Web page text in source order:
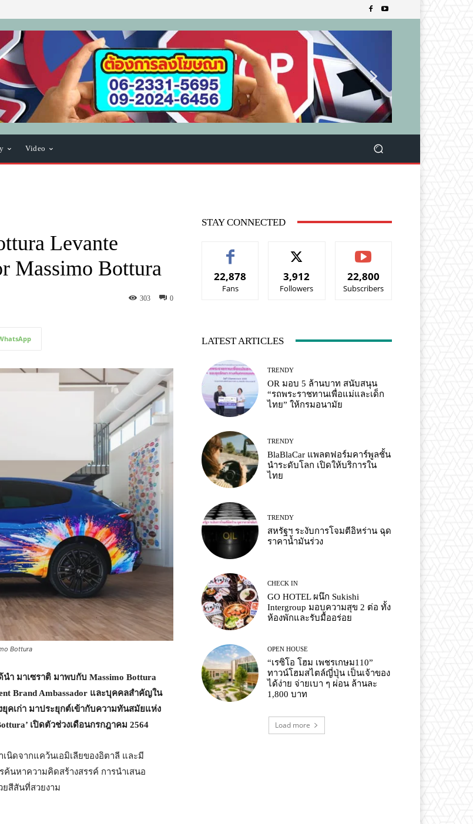
Video
Levante
Massimo Bottura
0
303
Bottura
ำ มาเซราติ มาพบกับ Massimo Bottura
Brand Ambassador และบุคคลสำคัญใน
คเก่า มาประยุกต์เข้ากับความทันสมัยแห่ง
เปิดตัวช่วงเดือนกรกฎาคม 2564
นิดจากแคว้นเอมิเลียของอิตาลี และมี
นหาความคิดสร้างสรรค์ การนำเสนอ
ต้มด้วยสีสันที่สวยงาม
STAY CONNECTED
22,878
Fans
3,912
Followers
22,800
Subscribers
LATEST ARTICLES
TRENDY
OR มอบ 5 ล้านบาท สนับสนุน
“รถพระราชทานเพื่อแม่และเด็ก
ไทย” ให้กรมอนามัย
TRENDY
BlaBlaCar แพลตฟอร์มคาร์พูลชั้น
นำระดับโลก เปิดให้บริการใน
ไทย
TRENDY
สหรัฐฯ ระงับการโจมตีอิหร่าน ฉุด
ราคาน้ำมันร่วง
CHECK IN
GO HOTEL ผนึก Sukishi
Intergroup มอบความสุข 2 ต่อ ทั้ง
ห้องพักและรับมื้ออร่อย
OPEN HOUSE
“เรซิโอ โฮม เพชรเกษม110”
ทาวน์โฮมสไตล์ญี่ปุ่น เป็นเจ้าของ
ได้ง่าย จ่ายเบา ๆ ผ่อน ล้านละ
1,800 บาท
Load more